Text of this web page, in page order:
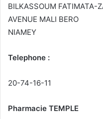
BILKASSOUM FATIMATA-
AVENUE MALI BERO
NIAMEY
Telephone :
20-74-16-11
Pharmacie TEMPLE